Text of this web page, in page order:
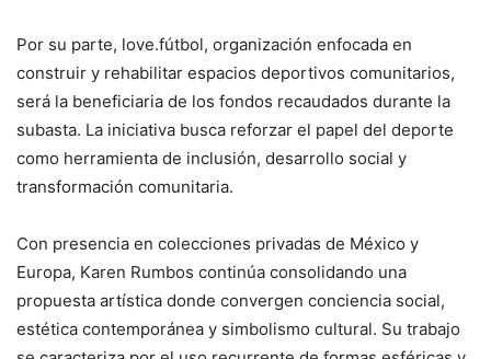
Por su parte, love.fútbol, organización enfocada en
construir y rehabilitar espacios deportivos comunitarios,
será la beneficiaria de los fondos recaudados durante la
subasta. La iniciativa busca reforzar el papel del deporte
como herramienta de inclusión, desarrollo social y
transformación comunitaria.
Con presencia en colecciones privadas de México y
Europa, Karen Rumbos continúa consolidando una
propuesta artística donde convergen conciencia social,
estética contemporánea y simbolismo cultural. Su trabajo